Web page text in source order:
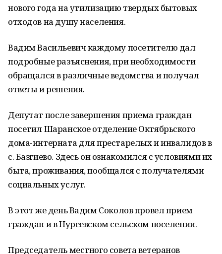
нового года на утилизацию твердых бытовых
отходов на душу населения.
Вадим Васильевич каждому посетителю дал
подробные разъяснения, при необходимости
обращался в различные ведомства и получал
ответы и решения.
Депутат после завершения приема граждан
посетил Шаранское отделение Октябрьского
дома-интерната для престарелых и инвалидов в
с. Базгиево. Здесь он ознакомился с условиями их
быта, проживания, пообщался с получателями
социальных услуг.
В этот же день Вадим Соколов провел прием
граждан и в Нуреевском сельском поселении.
Председатель местного совета ветеранов